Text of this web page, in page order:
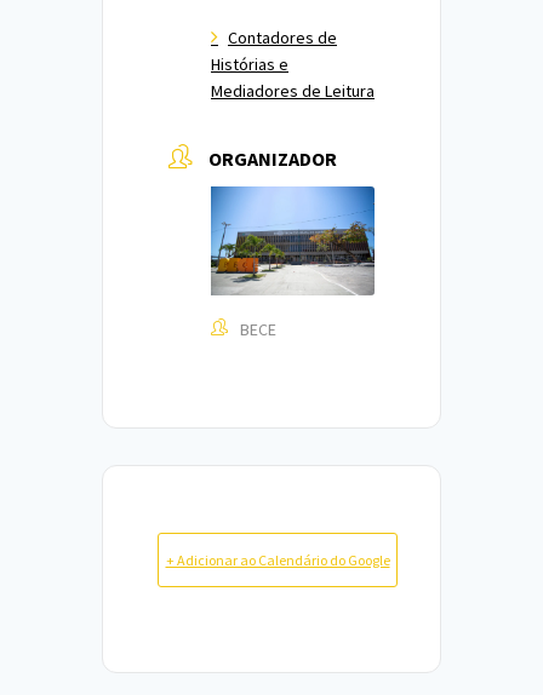
Contadores de
Histórias e
Mediadores de Leitura
ORGANIZADOR
BECE
+ Adicionar ao Calendário do Google